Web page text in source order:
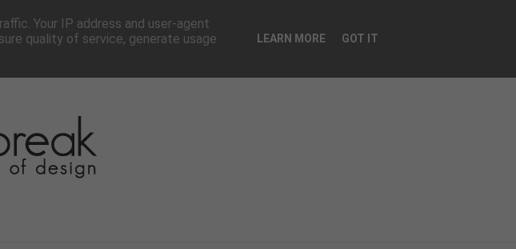
COLLABORA PRESS CONTATTI
Your IP address and user-agent
quality of service, generate usage
LEARN MORE GOT IT